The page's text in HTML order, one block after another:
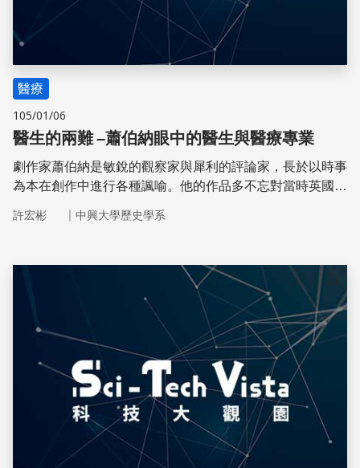
醫療
105/01/06
醫生的兩難 –蕭伯納眼中的醫生與醫療專業
劇作家蕭伯納是敏銳的觀察家與犀利的評論家，長於以時事
為本在創作中進行各種諷喻。他的作品多不忘對當時英國上
許宏彬 ｜ 中興大學歷史學系
儲存